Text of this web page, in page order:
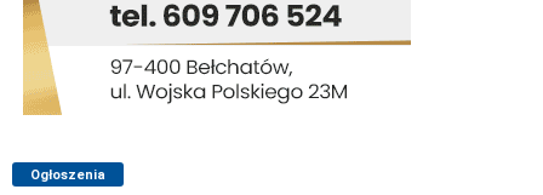
Ogłoszenia